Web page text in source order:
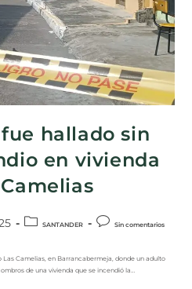
hallado sin
en vivienda
SANTANDER Sin comentarios
Camelias, en Barrancabermeja, donde un adulto
de una vivienda que se incendió la…